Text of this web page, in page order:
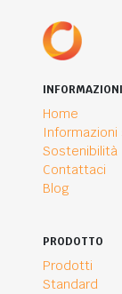
INFORMAZIONI
Home
Informazioni
Sostenibilità
Contattaci
Blog
PRODOTTO
Prodotti
Standard